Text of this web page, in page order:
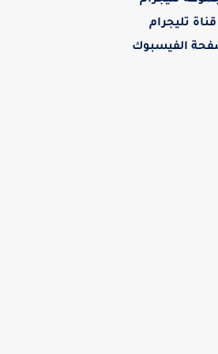
قناة تليجرام
الفيسبوك